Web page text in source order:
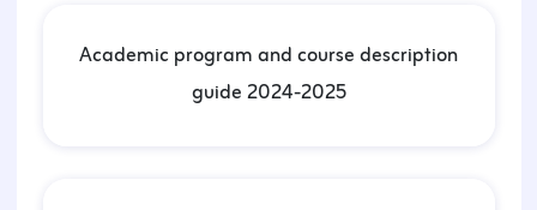
Academic program and course description
guide 2024-2025